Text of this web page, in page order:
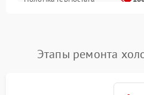
Поломка системы No Frost
Этапы ремонта